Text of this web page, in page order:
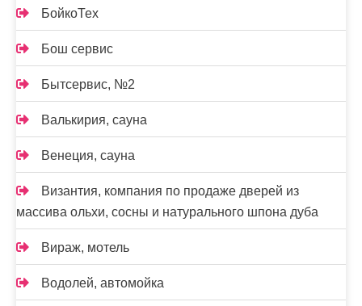
БойкоТех
Бош сервис
Бытсервис, №2
Валькирия, сауна
Венеция, сауна
Византия, компания по продаже дверей из
массива ольхи, сосны и натурального шпона дуба
Вираж, мотель
Водолей, автомойка